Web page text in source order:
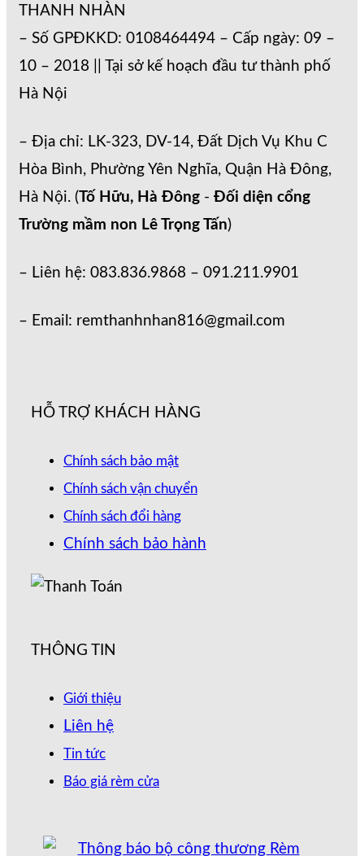
THANH NHÀN
– Số GPĐKKD: 0108464494 – Cấp ngày: 09 –
10 – 2018 || Tại sở kế hoạch đầu tư thành phố
Hà Nội
– Địa chỉ: LK-323, DV-14, Đất Dịch Vụ Khu C
Hòa Bình, Phường Yên Nghĩa, Quận Hà Đông,
Hà Nội. (Tố Hữu, Hà Đông - Đối diện cổng
Trường mầm non Lê Trọng Tấn)
– Liên hệ: 083.836.9868 – 091.211.9901
– Email: remthanhnhan816@gmail.com
HỖ TRỢ KHÁCH HÀNG
Chính sách bảo mật
Chính sách vận chuyển
Chính sách đổi hàng
Chính sách bảo hành
THÔNG TIN
Giới thiệu
Liên hệ
Tin tức
Báo giá rèm cửa